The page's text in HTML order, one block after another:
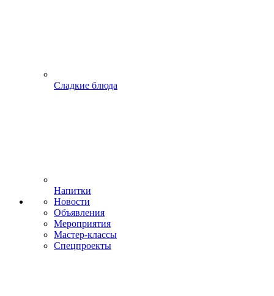
Сладкие блюда
Напитки
Новости
Объявления
Мероприятия
Мастер-классы
Спецпроекты